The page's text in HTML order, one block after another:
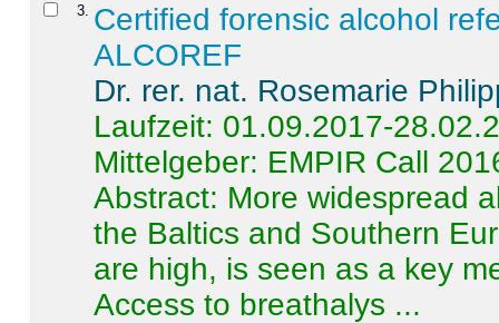
3 Certified forensic alcohol
ALCOREF
Dr. rer. nat. Rosemarie
Laufzeit: 01.09.2017-
Mittelgeber: EMPIR Call
Abstract: More widespread
the Baltics and Southern
are high, is seen as a key
Access to breathalys ...